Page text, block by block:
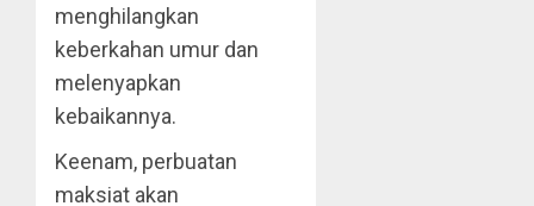
menghilangkan
keberkahan umur dan
melenyapkan
kebaikannya.
Keenam, perbuatan
maksiat akan